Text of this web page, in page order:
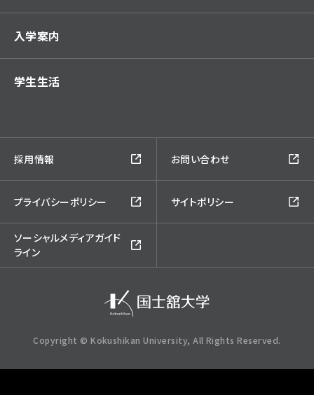
入学案内
学生生活
採用情報 お問い合わせ
プライバシーポリシー サイトポリシー
ソーシャルメディアガイド
ライン
Copyright © Kokushikan University, All Rights Reserved.